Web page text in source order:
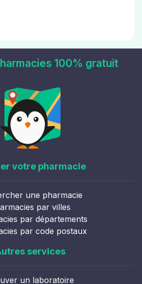
100% gratuit
votre pharmacie
une pharmacie
par villes
par départements
par code postaux
services
un laboratoire